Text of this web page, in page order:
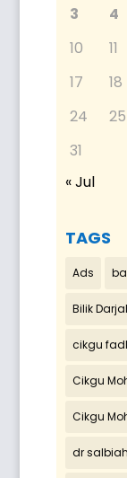
3 4
10
11
17
18
24
25
31
« Jul
TAGS
Ads
Bilik
cikgu
Cikgu
Cikgu
dr